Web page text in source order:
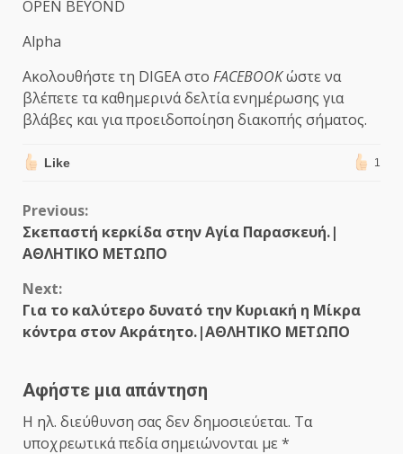
OPEN BEYOND
Alpha
Ακολουθήστε τη DIGEA στο FACEBOOKώστε να
βλέπετε τα καθημερινά δελτία ενημέρωσης για
βλάβες και για προειδοποίηση διακοπής σήματος.
Like 1
Continue
Reading
Previous:
Σκεπαστή κερκίδα στην Αγία Παρασκευή.|
ΑΘΛΗΤΙΚΟ ΜΕΤΩΠΟ
Next:
Για το καλύτερο δυνατό την Κυριακή η Μίκρα
κόντρα στον Ακράτητο.|ΑΘΛΗΤΙΚΟ ΜΕΤΩΠΟ
Αφήστε μια απάντηση
Η ηλ. διεύθυνση σας δεν δημοσιεύεται. Τα
υποχρεωτικά πεδία σημειώνονται με *